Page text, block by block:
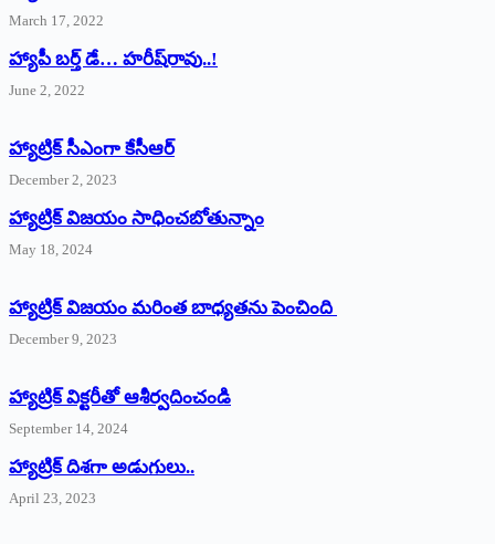
March 17, 2022
హ్యాపీ బర్త్ ‌డే… హరీష్‌రావు..!
June 2, 2022
హ్యాట్రిక్‌ ‌సీఎంగా కేసీఆర్‌
December 2, 2023
హ్యాట్రిక్‌ విజయం సాధించబోతున్నాం
May 18, 2024
హ్యాట్రిక్ విజయం మరింత బాధ్యతను పెంచింది
December 9, 2023
హ్యాట్రిక్‌ ‌విక్టరీతో ఆశీర్వదించండి
September 14, 2024
‌హ్యాట్రిక్‌ ‌దిశగా అడుగులు..
April 23, 2023